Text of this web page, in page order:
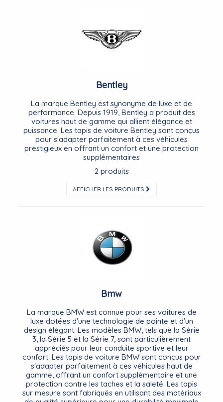
Bentley
La marque Bentley est synonyme de luxe et de
performance. Depuis 1919, Bentley a produit des
voitures haut de gamme qui allient élégance et
puissance. Les tapis de voiture Bentley sont conçus
pour s'adapter parfaitement à ces véhicules
prestigieux en offrant un confort et une protection
supplémentaires
2 produits
AFFICHER LES PRODUITS
Bmw
La marque BMW est connue pour ses voitures de
luxe dotées d'une technologie de pointe et d'un
design élégant. Les modèles BMW, tels que la Série
3, la Série 5 et la Série 7, sont particulièrement
appréciés pour leur conduite sportive et leur
confort. Les tapis de voiture BMW sont conçus pour
s'adapter parfaitement à ces véhicules haut de
gamme, offrant un confort supplémentaire et une
protection contre les taches et la saleté. Les tapis
sur mesure sont fabriqués en utilisant des matériaux